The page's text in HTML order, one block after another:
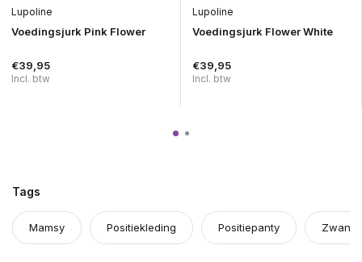
Lupoline
Voedingsjurk Pink Flower
€39,95
Incl. btw
Lupoline
Voedingsjurk Flower White
€39,95
Incl. btw
Tags
Mamsy Positiekleding Positiepanty